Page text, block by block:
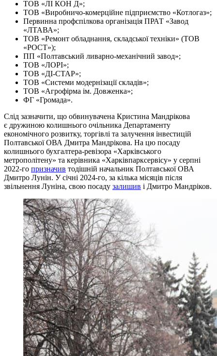
ТОВ «ЛІ КОН Д»;
ТОВ «Виробничо-комерційне підприємство «Котлогаз»;
Первинна профспілкова організація ПРАТ «Завод
«ЛТАВА»;
ТОВ «Ремонт обладнання, складської техніки» (ТОВ
«РОСТ»);
ПП «Полтавський ливарно-механічний завод»;
ТОВ «ЛОРІ»;
ТОВ «ДІ-СТАР»;
ТОВ «Системи модернізації складів»;
ТОВ «Агрофірма ім. Довженка»;
ФГ «Громада».
Слід зазначити, що обвинувачена Кристина Мандрікова
є дружиною колишнього очільника Департаменту
економічного розвитку, торгівлі та залучення інвестицій
Полтавської ОВА Дмитра Мандрікова. На цю посаду
колишнього бухгалтера-ревізора «Харківського
метрополітену» та керівника «Харківпарксервісу» у серпні
2022-го призначив тодішній начальник Полтавської ОВА
Дмитро Лунін. У січні 2024-го, за кілька місяців після
звільнення Луніна, свою посаду залишив і Дмитро Мандріков.